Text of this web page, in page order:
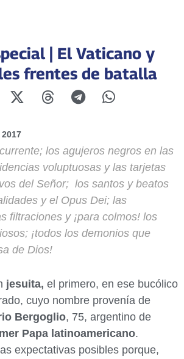
| El Vaticano y
frentes de batalla
los agujeros negros en las
voluptuosas y las tarjetas
del Señor; los santos y beatos
y el Opus Dei; las
filtraciones y ¡para colmos! los
¡todos los demonios que
de Dios!
jesuita, el primero, en ese bucólico
cuyo nombre provenía de
Bergoglio, 75, argentino de
Papa latinoamericano.
expectativas posibles porque,